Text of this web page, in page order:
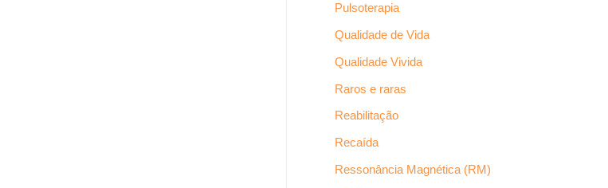
Pulsoterapia
Qualidade de Vida
Qualidade Vivida
Raros e raras
Reabilitação
Recaída
Ressonância Magnética (RM)